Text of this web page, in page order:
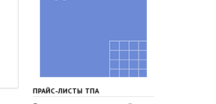
ПРАЙС-ЛИСТЫ ТПА